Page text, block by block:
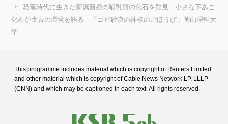
恐竜時代に生きた新属新種の哺乳類の化石を発見 小さな下あご
化石が太古の環境を語る 「ゴビ砂漠の神様のごほうび」岡山理科大
学
This programme includes material which is copyright of Reuters Limited
and other material which is copyright of Cable News Network LP, LLLP
(CNN) and which may be captioned in each text. All rights reserved.